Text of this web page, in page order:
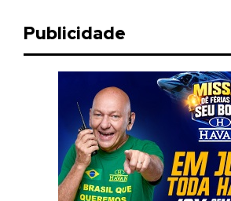
Publicidade